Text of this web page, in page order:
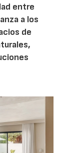
entre
a los
de